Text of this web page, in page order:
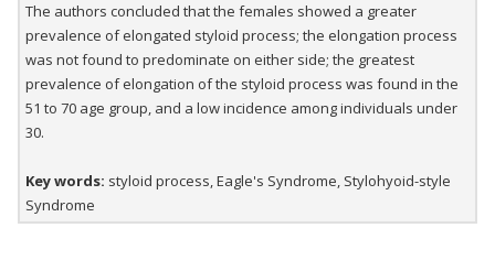
The authors concluded that the females showed a greater
prevalence of elongated styloid process; the elongation process
was not found to predominate on either side; the greatest
prevalence of elongation of the styloid process was found in the
51 to 70 age group, and a low incidence among individuals under
30.
Key words: styloid process, Eagle's Syndrome, Stylohyoid-style
Syndrome